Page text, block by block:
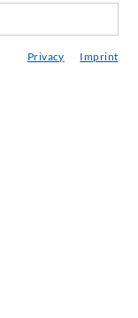
Privacy Imprint